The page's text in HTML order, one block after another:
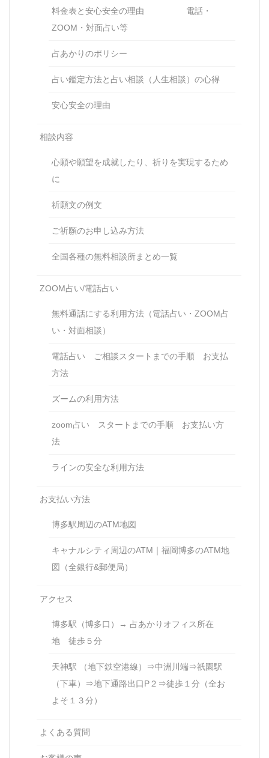
料金表と安心安全の理由 電話・
ZOOM・対面占い等
占あかりのポリシー
占い鑑定方法と占い相談（人生相談）の心得
安心安全の理由
相談内容
心願や願望を成就したり、祈りを実現するため
に
祈願文の例文
ご祈願のお申し込み方法
全国各種の無料相談所まとめ一覧
ZOOM占い/電話占い
無料通話にする利用方法（電話占い・ZOOM占
い・対面相談）
電話占い ご相談スタートまでの手順 お支払
方法
ズームの利用方法
zoom占い スタートまでの手順 お支払い方
法
ラインの安全な利用方法
お支払い方法
博多駅周辺のATM地図
キャナルシティ周辺のATM｜福岡博多のATM地
図（全銀行&郵便局）
アクセス
博多駅（博多口）→ 占あかりオフィス所在
地 徒歩５分
天神駅 （地下鉄空港線）⇒中洲川端⇒祇園駅
（下車）⇒地下通路出口P２⇒徒歩１分（全お
よそ１３分）
よくある質問